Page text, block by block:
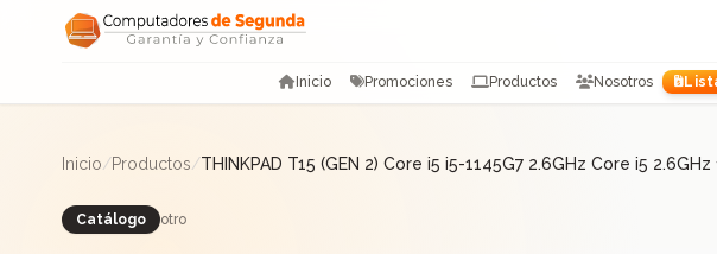
Saltar al contenido
Inicio Promociones Productos Nosotros
Inicio/Productos/THINKPAD T15 (GEN 2) Core i5 i5-1145G7 2.6GHz Core i5
Catálogo otro